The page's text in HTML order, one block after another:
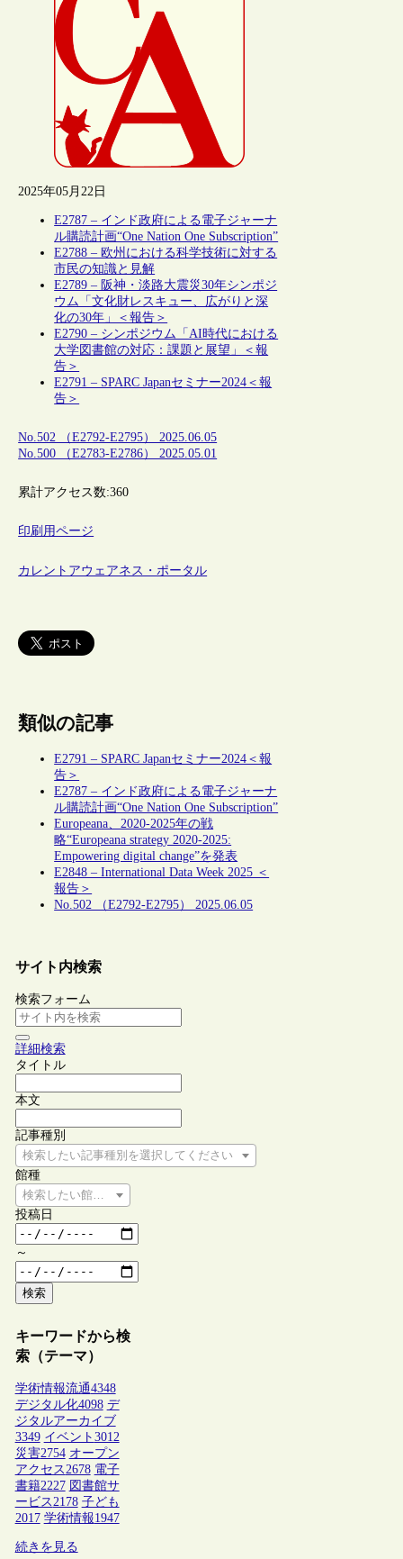
2025年05月22日
E2787 – インド政府による電子ジャーナ
ル購読計画“One Nation One Subscription”
E2788 – 欧州における科学技術に対する
市民の知識と見解
E2789 – 阪神・淡路大震災30年シンポジ
ウム「文化財レスキュー、広がりと深
化の30年」＜報告＞
E2790 – シンポジウム「AI時代における
大学図書館の対応：課題と展望」＜報
告＞
E2791 – SPARC Japanセミナー2024＜報
告＞
No.502 （E2792-E2795） 2025.06.05
No.500 （E2783-E2786） 2025.05.01
累計アクセス数:360
印刷用ページ
カレントアウェアネス・ポータル
類似の記事
E2791 – SPARC Japanセミナー2024＜報
告＞
E2787 – インド政府による電子ジャーナ
ル購読計画“One Nation One Subscription”
Europeana、2020-2025年の戦
略“Europeana strategy 2020-2025:
Empowering digital change”を発表
E2848 – International Data Week 2025 ＜
報告＞
No.502 （E2792-E2795） 2025.06.05
サイト内検索
検索フォーム
詳細検索
タイトル
本文
記事種別
検索したい記事種別を選択してください
館種
検索したい館種を選択してください
投稿日
～
検索
キーワードから検
索（テーマ）
学術情報流通4348
デジタル化4098 デ
ジタルアーカイブ
3349 イベント 3012
災害2754 オープン
アクセス2678 電子
書籍2227 図書館サ
ービス2178 子ども
2017 学術情報1947
続きを見る